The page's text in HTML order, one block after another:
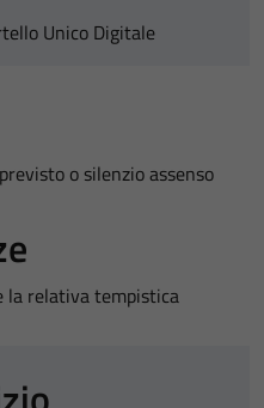
Unico Digitale
o silenzio assenso
la relativa tempistica